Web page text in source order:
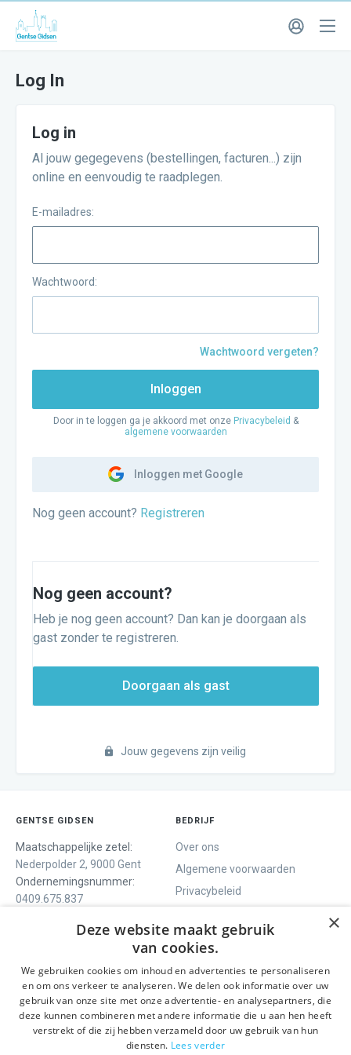
Log In
Log in
Al jouw gegegevens (bestellingen, facturen...) zijn
online en eenvoudig te raadplegen.
E-mailadres:
Wachtwoord:
Wachtwoord vergeten?
Inloggen
Door in te loggen ga je akkoord met onze Privacybeleid &
algemene voorwaarden
Inloggen met Google
Nog geen account? Registreren
Nog geen account?
Heb je nog geen account? Dan kan je doorgaan als
gast zonder te registreren.
Doorgaan als gast
Jouw gegevens zijn veilig
GENTSE GIDSEN
Maatschappelijke zetel:
Nederpolder 2, 9000 Gent
Ondernemingsnummer:
0409.675.837
BEDRIJF
Over ons
Algemene voorwaarden
Privacybeleid
ONS AANBOD
Rondleidingen
Dagprogramma
SOCIALS
Facebook
Instagram
LinkedIn
×
Deze website maakt gebruik
van cookies.
We gebruiken cookies om inhoud en advertenties te personaliseren
en om ons verkeer te analyseren. We delen ook informatie over uw
gebruik van onze site met onze advertentie- en analysepartners, die
deze kunnen combineren met andere informatie die u aan hen heeft
verstrekt of die zij hebben verzameld door uw gebruik van hun
diensten. Lees verder